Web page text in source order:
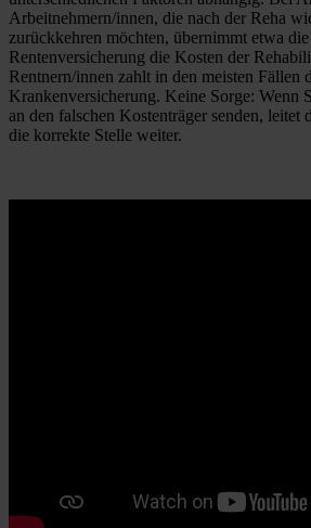
Arbeitnehmern/innen, die nach der Reha
zurückkehren möchten, übernimmt etwa
Rentenversicherung die Kosten der
Rentnern/innen zahlt in den meisten Fällen
Krankenversicherung. Keine Sorge: Wenn
an den falschen Kostenträger senden, leitet
die korrekte Stelle weiter.